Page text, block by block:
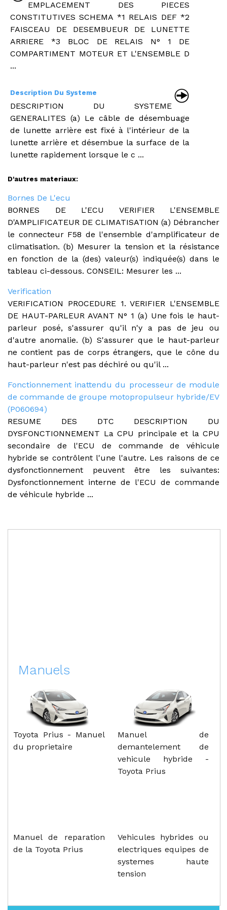
EMPLACEMENT DES PIECES
CONSTITUTIVES SCHEMA *1 RELAIS DEF *2
FAISCEAU DE DESEMBUEUR DE LUNETTE
ARRIERE *3 BLOC DE RELAIS N° 1 DE
COMPARTIMENT MOTEUR ET L'ENSEMBLE D
...
Description Du Systeme
DESCRIPTION DU SYSTEME
GENERALITES (a) Le câble de désembuage
de lunette arrière est fixé à l'intérieur de la
lunette arrière et désembue la surface de la
lunette rapidement lorsque le c ...
D'autres materiaux:
Bornes De L'ecu
BORNES DE L'ECU VERIFIER L'ENSEMBLE
D'AMPLIFICATEUR DE CLIMATISATION (a) Débrancher
le connecteur F58 de l'ensemble d'amplificateur de
climatisation. (b) Mesurer la tension et la résistance
en fonction de la (des) valeur(s) indiquée(s) dans le
tableau ci-dessous. CONSEIL: Mesurer les ...
Verification
VERIFICATION PROCEDURE 1. VERIFIER L'ENSEMBLE
DE HAUT-PARLEUR AVANT N° 1 (a) Une fois le haut-
parleur posé, s'assurer qu'il n'y a pas de jeu ou
d'autre anomalie. (b) S'assurer que le haut-parleur
ne contient pas de corps étrangers, que le cône du
haut-parleur n'est pas déchiré ou qu'il ...
Fonctionnement inattendu du processeur de module
de commande de groupe motopropulseur hybride/EV
(P060694)
RESUME DES DTC DESCRIPTION DU
DYSFONCTIONNEMENT La CPU principale et la CPU
secondaire de l'ECU de commande de véhicule
hybride se contrôlent l'une l'autre. Les raisons de ce
dysfonctionnement peuvent être les suivantes:
Dysfonctionnement interne de l'ECU de commande
de véhicule hybride ...
Manuels
Toyota Prius - Manuel
du proprietaire
Manuel de
demantelement de
vehicule hybride -
Toyota Prius
Manuel de reparation
de la Toyota Prius
Vehicules hybrides ou
electriques equipes de
systemes haute
tension